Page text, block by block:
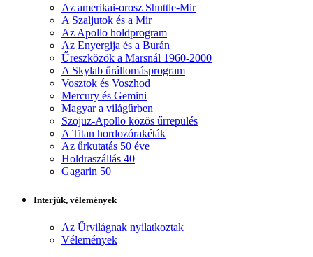
Az amerikai-orosz Shuttle-Mir
A Szaljutok és a Mir
Az Apollo holdprogram
Az Enyergija és a Burán
Űreszközök a Marsnál 1960-2000
A Skylab űrállomásprogram
Vosztok és Voszhod
Mercury és Gemini
Magyar a világűrben
Szojuz-Apollo közös űrrepülés
A Titan hordozórakéták
Az űrkutatás 50 éve
Holdraszállás 40
Gagarin 50
Interjúk, vélemények
Az Űrvilágnak nyilatkoztak
Vélemények